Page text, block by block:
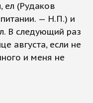
ел (Рудаков
— Н.П.) и
В следующий раз
августа, если не
и меня не